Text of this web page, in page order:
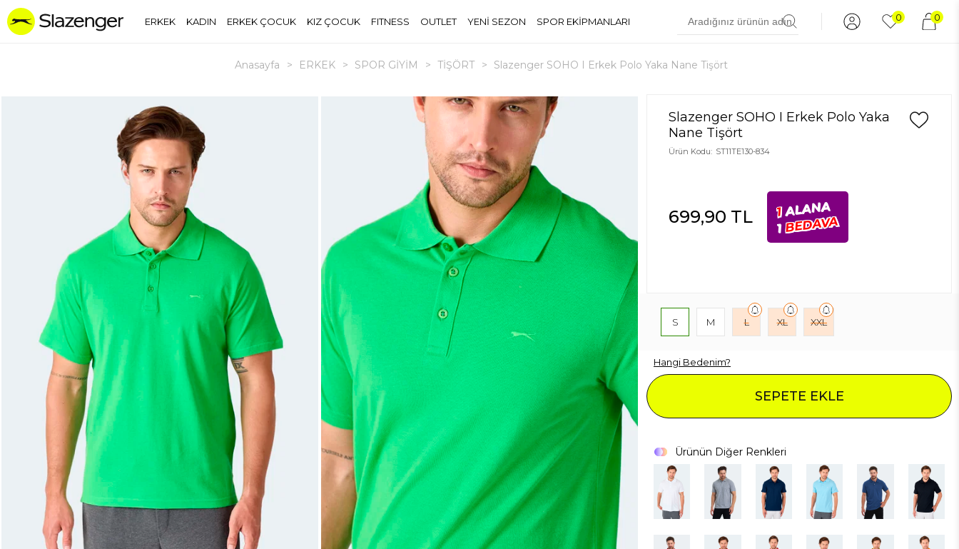
ERKEK KADIN ERKEK ÇOCUK KIZ ÇOCUK FITNESS OUTLET YENİ SEZON SPOR EKİPMANLARI 0 0
Anasayfa > ERKEK > SPOR GİYİM > TİŞÖRT > Slazenger SOHO I Erkek Polo Yaka Nane Tişört
Slazenger SOHO I Erkek Polo Yaka
Nane Tişört
Ürün Kodu: ST11TE130-834
699,90 TL 1 ALANA
1BEDAVA
S M L XL XXL
Hangi Bedenim?
SEPETE EKLE
Ürünün Diğer Renkleri